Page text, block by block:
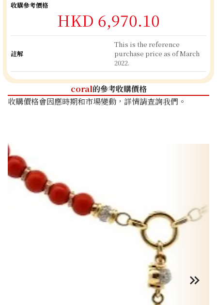
收購參考價格
HKD 6,970.10
註解
This is the reference
purchase price as of March
2022.
coral的參考收購價格
收購價格會因應時期和市場變動，詳情請查詢我們。